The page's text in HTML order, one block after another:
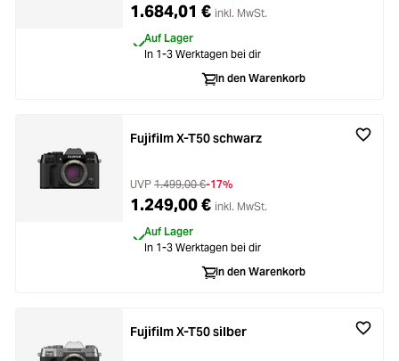
1.684,01 € inkl. MwSt.
Auf Lager
In 1-3 Werktagen bei dir
In den Warenkorb
Fujifilm X-T50 schwarz
UVP 1.499,00 €-17%
1.249,00 € inkl. MwSt.
Auf Lager
In 1-3 Werktagen bei dir
In den Warenkorb
Fujifilm X-T50 silber